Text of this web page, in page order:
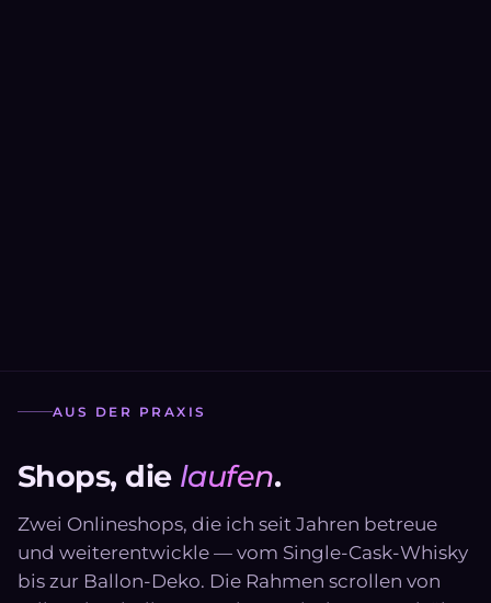
AUS DER PRAXIS
Shops, die laufen.
Zwei Onlineshops, die ich seit Jahren betreue
und weiterentwickle — vom Single-Cask-Whisky
bis zur Ballon-Deko. Die Rahmen scrollen von